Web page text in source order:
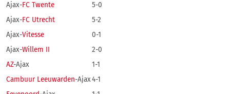
Ajax-FC Twente
5-0
Ajax-FC Utrecht
5-2
Ajax-Vitesse
0-1
Ajax-Willem II
2-0
AZ-Ajax
1-1
Cambuur Leeuwarden-Ajax4-1